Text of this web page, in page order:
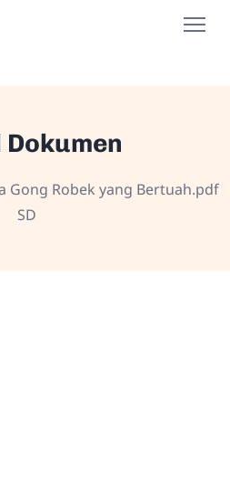
Dokumen
Gong Robek yang Bertuah.pdf
SD